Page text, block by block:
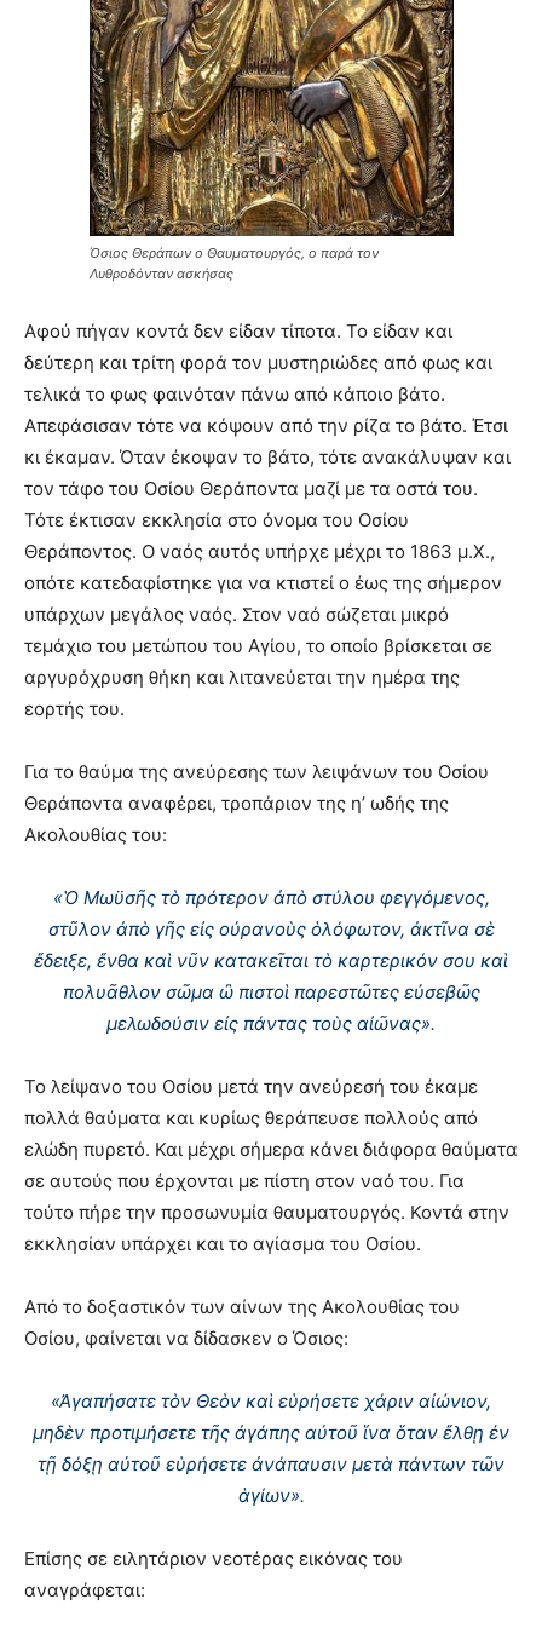
Όσιος Θεράπων ο Θαυματουργός, ο παρά τον
Λυθροδόνταν ασκήσας
Αφού πήγαν κοντά δεν είδαν τίποτα. Το είδαν και
δεύτερη και τρίτη φορά τον μυστηριώδες από φως και
τελικά το φως φαινόταν πάνω από κάποιο βάτο.
Απεφάσισαν τότε να κόψουν από την ρίζα το βάτο. Έτσι
κι έκαμαν. Όταν έκοψαν το βάτο, τότε ανακάλυψαν και
τον τάφο του Οσίου Θεράποντα μαζί με τα οστά του.
Τότε έκτισαν εκκλησία στο όνομα του Οσίου
Θεράποντος. Ο ναός αυτός υπήρχε μέχρι το 1863 μ.Χ.,
οπότε κατεδαφίστηκε για να κτιστεί ο έως της σήμερον
υπάρχων μεγάλος ναός. Στον ναό σώζεται μικρό
τεμάχιο του μετώπου του Αγίου, το οποίο βρίσκεται σε
αργυρόχρυση θήκη και λιτανεύεται την ημέρα της
εορτής του.
Για το θαύμα της ανεύρεσης των λειψάνων του Οσίου
Θεράποντα αναφέρει, τροπάριον της η’ ωδής της
Ακολουθίας του:
«Ὁ Μωϋσῆς τὸ πρότερον ἀπὸ στύλου φεγγόμενος,
στῦλον ἀπὸ γῆς εἰς οὐρανοὺς ὁλόφωτον, ἀκτῖνα σὲ
ἔδειξε, ἔνθα καὶ νῦν κατακεῖται τὸ καρτερικόν σου καὶ
πολυᾶθλον σῶμα ὢ πιστοὶ παρεστῶτες εὐσεβῶς
μελωδούσιν εἰς πάντας τοὺς αἰῶνας».
Το λείψανο του Οσίου μετά την ανεύρεσή του έκαμε
πολλά θαύματα και κυρίως θεράπευσε πολλούς από
ελώδη πυρετό. Και μέχρι σήμερα κάνει διάφορα θαύματα
σε αυτούς που έρχονται με πίστη στον ναό του. Για
τούτο πήρε την προσωνυμία θαυματουργός. Κοντά στην
εκκλησίαν υπάρχει και το αγίασμα του Οσίου.
Από το δοξαστικόν των αίνων της Ακολουθίας του
Οσίου, φαίνεται να δίδασκεν ο Όσιος:
«Ἀγαπήσατε τὸν Θεὸν καὶ εὑρήσετε χάριν αἰώνιον,
μηδὲν προτιμήσετε τῆς ἀγάπης αὐτοῦ ἵνα ὅταν ἔλθῃ ἐν
τῇ δόξῃ αὐτοῦ εὑρήσετε ἀνάπαυσιν μετὰ πάντων τῶν
ἁγίων».
Επίσης σε ειλητάριον νεοτέρας εικόνας του
αναγράφεται: